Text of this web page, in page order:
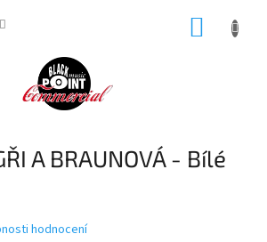
A BRAUNOVÁ - Bílé
hodnocení